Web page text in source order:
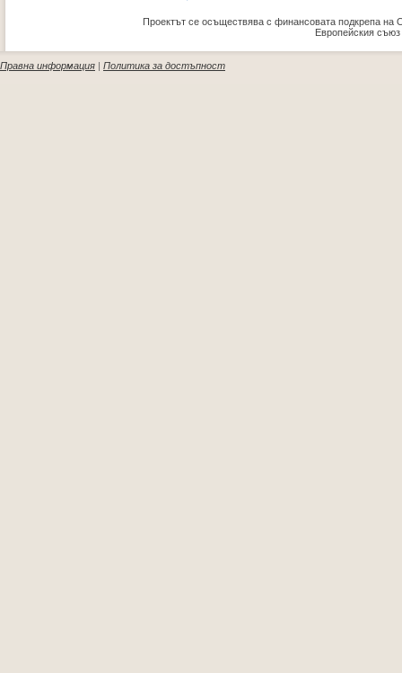
Проектът се осъществява с финансовата подкрепа на
Европейския
Правна информация | Политика за достъпност